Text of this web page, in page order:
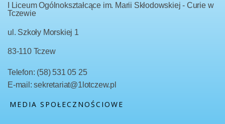
I Liceum Ogólnokształcące im. Marii Skłodowskiej - Curie w
Tczewie
ul. Szkoły Morskiej 1
83-110 Tczew
Telefon: (58) 531 05 25
E-mail: sekretariat@1lotczew.pl
MEDIA SPOŁECZNOŚCIOWE